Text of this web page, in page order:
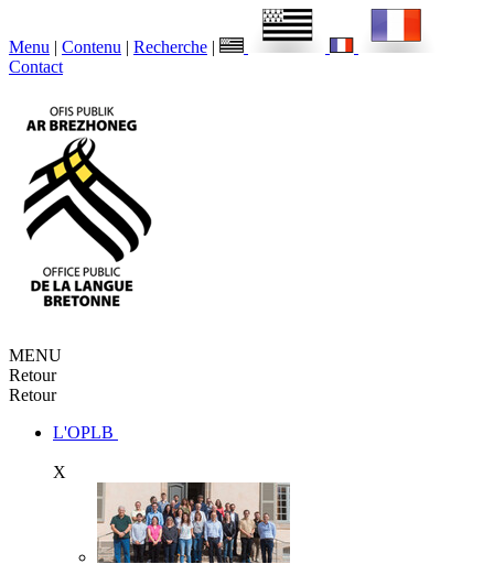
Menu | Contenu | Recherche |
Contact
MENU
Retour
Retour
L'OPLB
X